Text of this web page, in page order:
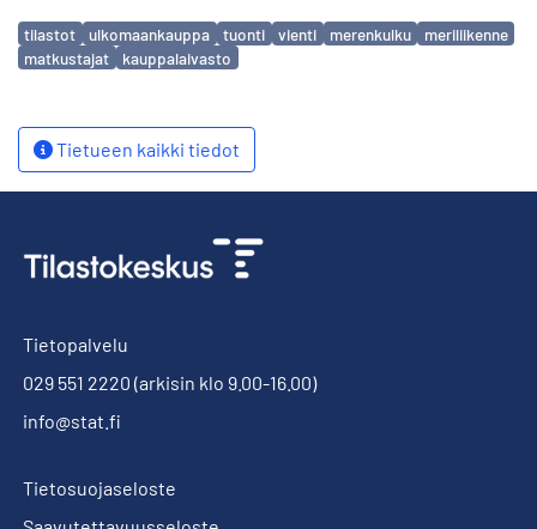
Avainsanat
tilastot ulkomaankauppa tuonti vienti merenkulku
meriliikenne
matkustajat
kauppalaivasto
Tietueen kaikki tiedot
Tietopalvelu
029 551 2220 (arkisin klo 9.00-16.00)
info@stat.fi
Tietosuojaseloste